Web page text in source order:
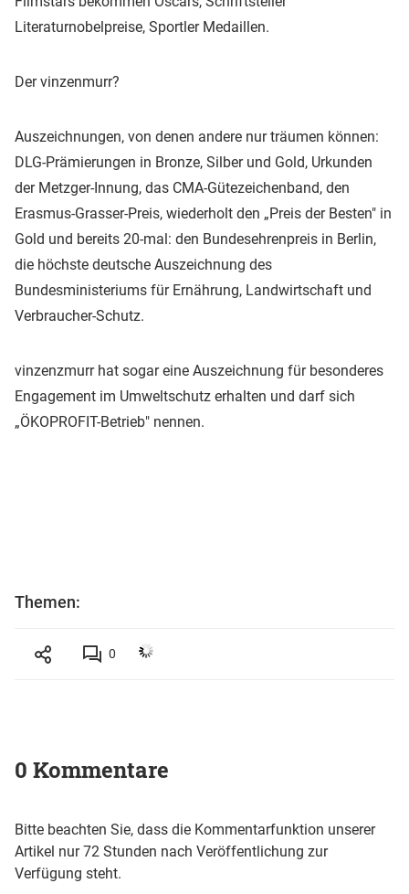
Literaturnobelpreise, Sportler Medaillen.
Der vinzenmurr?
Auszeichnungen, von denen andere nur träumen können:
DLG-Prämierungen in Bronze, Silber und Gold, Urkunden
der Metzger-Innung, das CMA-Gütezeichenband, den
Erasmus-Grasser-Preis, wiederholt den „Preis der Besten" in
Gold und bereits 20-mal: den Bundesehrenpreis in Berlin,
die höchste deutsche Auszeichnung des
Bundesministeriums für Ernährung, Landwirtschaft und
Verbraucher-Schutz.
vinzenzmurr hat sogar eine Auszeichnung für besonderes
Engagement im Umweltschutz erhalten und darf sich
„ÖKOPROFIT-Betrieb" nennen.
Themen:
0
0 Kommentare
Bitte beachten Sie, dass die Kommentarfunktion unserer
Artikel nur 72 Stunden nach Veröffentlichung zur
Verfügung steht.